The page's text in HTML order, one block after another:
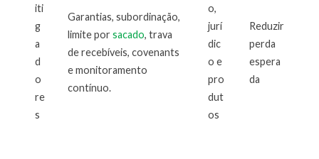
iti
g
a
d
o
re
s
Garantias, subordinação,
limite porsacado, trava
de recebíveis, covenants
e monitoramento
contínuo.
o,
jurí
dic
o e
pro
dut
os
Reduzir
perda
espera
da